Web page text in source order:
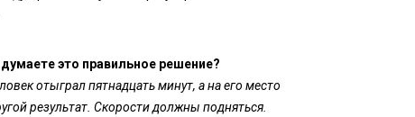
это правильное решение?
отыграл пятнадцать минут, а на его место
результат. Скорости должны подняться.